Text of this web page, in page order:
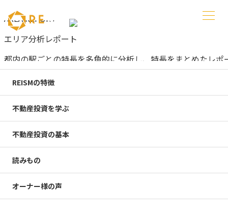
REISMの特徴
不動産投資を学ぶ
不動産投資の基本
読みもの
オーナー様の声
AREA REPORT
エリア分析レポート
都内の駅ごとの特長を多角的に分析し、特長をまとめたレポ
ト
エリア分析レポート
目黒区
中目黒
更新日 :2016.09.14
中目黒